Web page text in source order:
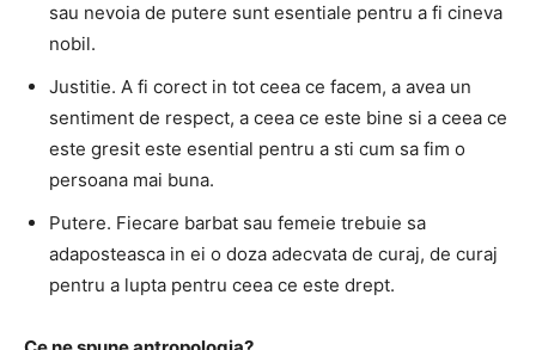
sau nevoia de putere sunt esentiale pentru a fi cineva
nobil.
Justitie. A fi corect in tot ceea ce facem, a avea un
sentiment de respect, a ceea ce este bine si a ceea ce
este gresit este esential pentru a sti cum sa fim o
persoana mai buna.
Putere. Fiecare barbat sau femeie trebuie sa
adaposteasca in ei o doza adecvata de curaj, de curaj
pentru a lupta pentru ceea ce este drept.